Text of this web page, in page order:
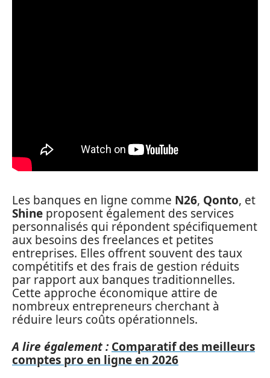
Les banques en ligne comme N26, Qonto, et
Shine proposent également des services
personnalisés qui répondent spécifiquement
aux besoins des freelances et petites
entreprises. Elles offrent souvent des taux
compétitifs et des frais de gestion réduits
par rapport aux banques traditionnelles.
Cette approche économique attire de
nombreux entrepreneurs cherchant à
réduire leurs coûts opérationnels.
A lire également : Comparatif des meilleurs
comptes pro en ligne en 2026